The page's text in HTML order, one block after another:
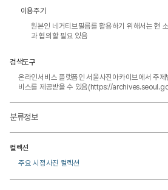
이용주기
원본인 네거티브필름를 활용하기 위해서는 현
과 협의할 필요 있음
검색도구
온라인서비스 플랫폼인 서울사진아카이브에서 주
비스를 제공받을 수 있음(https://
분류정보
컬렉션
주요 시정사진 컬렉션